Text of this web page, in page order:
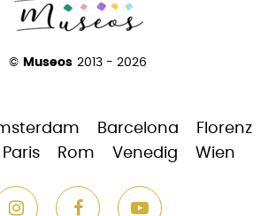
© Museos 2013 - 2026
Barcelona
Florenz
Paris Rom Venedig Wien